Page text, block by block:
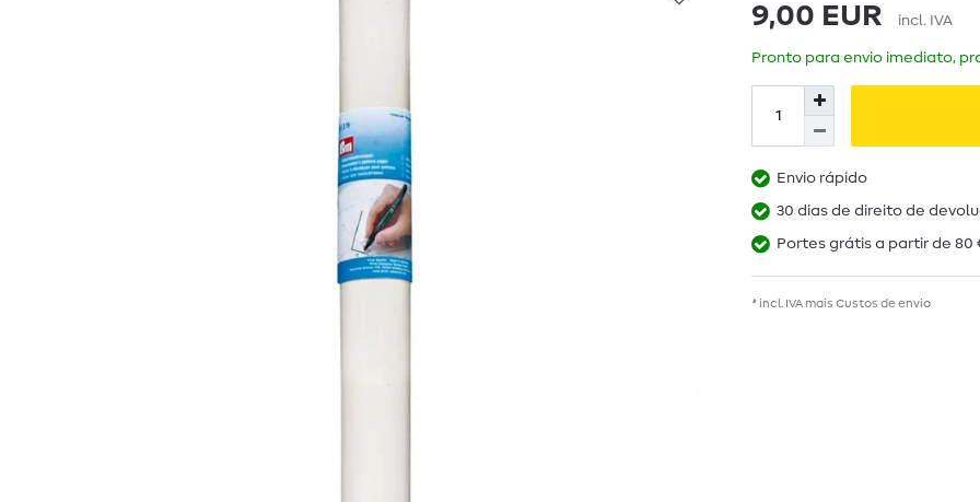
9,00 EUR incl. IVA
Pronto para envio imediato,
Envio rápido
30 dias de direito de
Portes grátis a partir de 80
* incl. IVA mais Custos de envio